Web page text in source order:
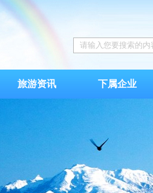
旅游资讯 下属企业